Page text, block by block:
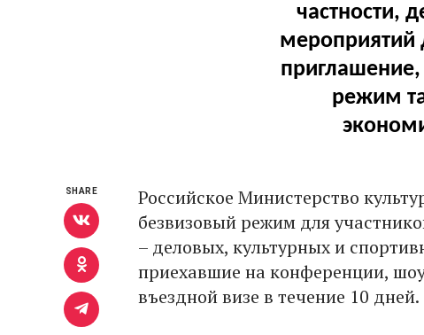
частности,
мероприятий
режим
Российское Министерство
безвизовый режим для
– деловых, культурных и
приехавшие на конференции,
въездной визе в течение 10 дней.
SHARE